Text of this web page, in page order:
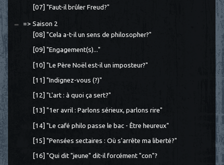
[07] "Faut-il brûler Freud?"
=> Saison 2
[08] "Cela a-t-il un sens de philosopher?"
[09] "Engagement(s)..."
[10] "Le Père Noël est-il un imposteur?"
[11] "Indignez-vous (?)"
[12] "L'art : à quoi ça sert?"
[13] "1er avril : Parlons sérieux, parlons rire"
[14] "Le café philo passe le bac - Être heureux"
[15] "Pensées sectaires : Où s'arrête ma liberté?"
[16] "Qui dit "jeune" dit-il forcément "con"?